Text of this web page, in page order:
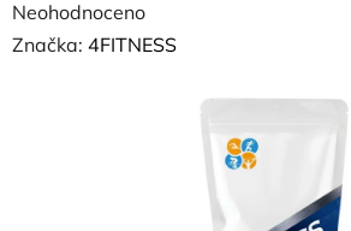
Průměrné
hodnocení
Neohodnoceno
Značka: 4FITNESS